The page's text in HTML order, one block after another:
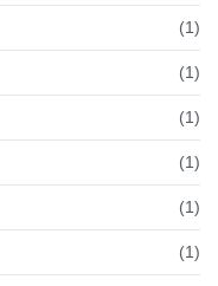
(1)
(1)
(1)
(1)
(1)
(1)